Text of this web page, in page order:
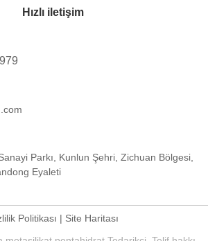
Hızlı iletişim
Parkı, Kunlun Şehri, Zichuan Bölgesi,
Eyaleti
Politikası | Site Haritası